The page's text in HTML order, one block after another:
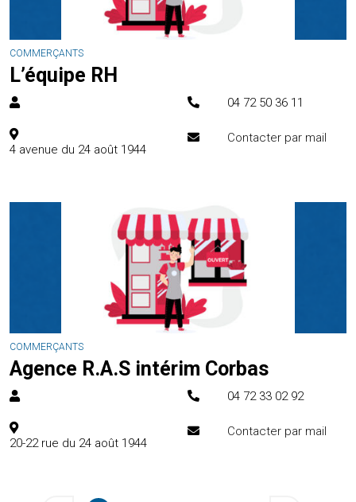
COMMERÇANTS
L’équipe RH
4 avenue du 24 août 1944
04 72 50 36 11
Contacter par mail
COMMERÇANTS
Agence R.A.S intérim Corbas
20-22 rue du 24 août 1944
04 72 33 02 92
Contacter par mail